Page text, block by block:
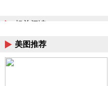
相关阅读
美图推荐